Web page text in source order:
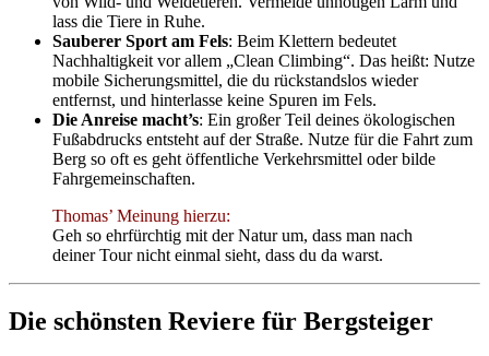
lass die Tiere in Ruhe.
Sauberer Sport am Fels: Beim Klettern bedeutet
Nachhaltigkeit vor allem „Clean Climbing“. Das heißt: Nutze
mobile Sicherungsmittel, die du rückstandslos wieder
entfernst, und hinterlasse keine Spuren im Fels.
Die Anreise macht’s: Ein großer Teil deines ökologischen
Fußabdrucks entsteht auf der Straße. Nutze für die Fahrt zum
Berg so oft es geht öffentliche Verkehrsmittel oder bilde
Fahrgemeinschaften.
Thomas’ Meinung hierzu:
Geh so ehrfürchtig mit der Natur um, dass man nach
deiner Tour nicht einmal sieht, dass du da warst.
Die schönsten Reviere für Bergsteiger